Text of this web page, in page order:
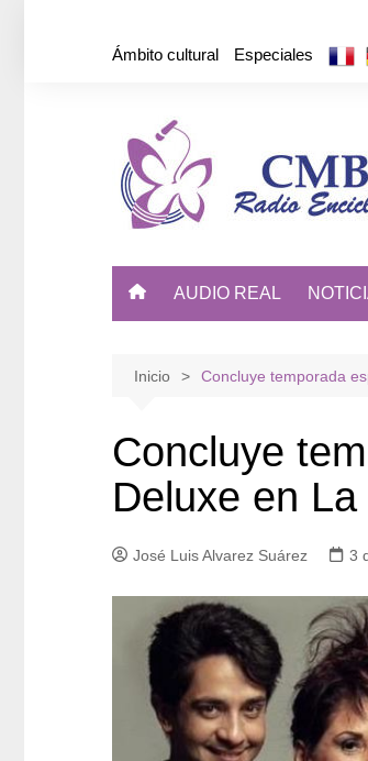
Ámbito cultural Especiales
AUDIO REAL
DE
Inicio Concluye temporada
Concluye
Deluxe en
José Luis Alvarez Suárez 3